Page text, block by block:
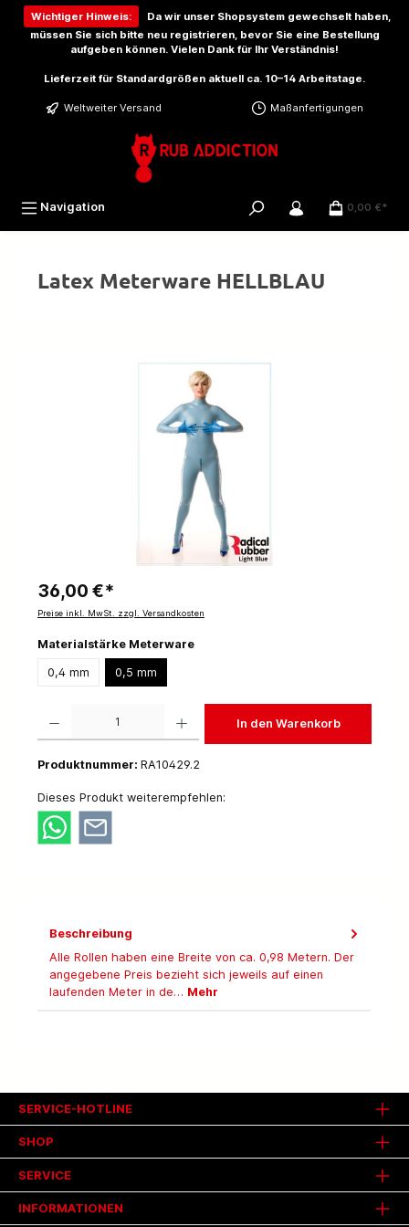
springen
Wichtiger Hinweis:
Da wir unser Shopsystem gewechselt haben,
müssen Sie sich bitte neu registrieren, bevor Sie eine Bestellung
aufgeben können. Vielen Dank für Ihr Verständnis!
Lieferzeit für Standardgrößen aktuell ca. 10–14 Arbeitstage.
Weltweiter Versand Maßanfertigungen
Navigation 0,00 €*
Latex Meterware HELLBLAU
36,00 €*
Preise inkl. MwSt. zzgl. Versandkosten
Materialstärke Meterware
0,4 mm 0,5 mm
In den Warenkorb
Produktnummer: RA10429.2
Dieses Produkt weiterempfehlen:
Beschreibung
Alle Rollen haben eine Breite von ca. 0,98 Metern. Der
angegebene Preis bezieht sich jeweils auf einen
laufenden Meter in de… Mehr
SHOP
SERVICE
INFORMATIONEN
SERVICE-HOTLINE